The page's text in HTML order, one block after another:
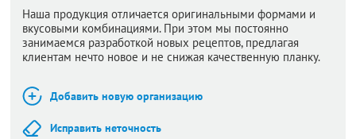
Наша продукция отличается оригинальными формами и
вкусовыми комбинациями. При этом мы постоянно
занимаемся разработкой новых рецептов, предлагая
клиентам нечто новое и не снижая качественную планку.
Добавить новую организацию
Исправить неточность